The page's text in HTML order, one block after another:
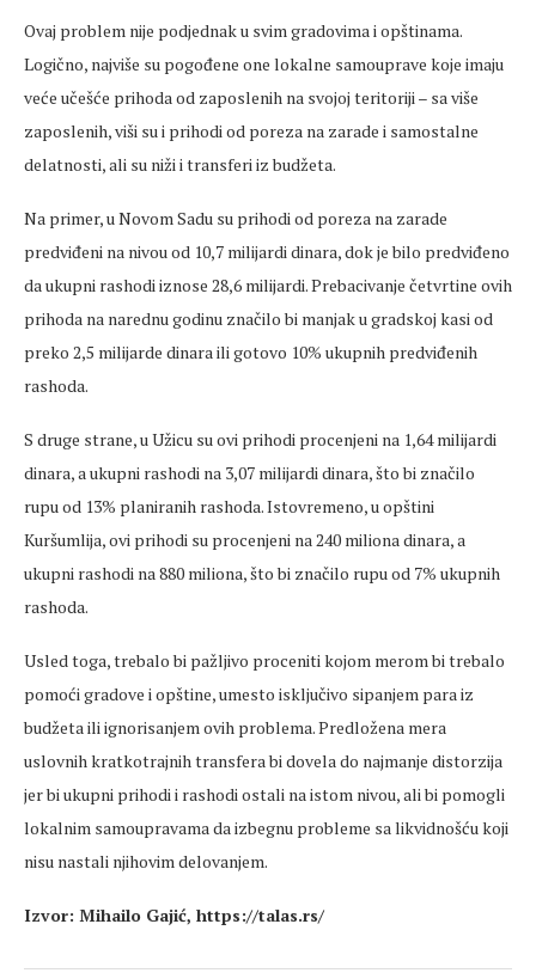
Ovaj problem nije podjednak u svim gradovima i opštinama.
Logično, najviše su pogođene one lokalne samouprave koje imaju
veće učešće prihoda od zaposlenih na svojoj teritoriji – sa više
zaposlenih, viši su i prihodi od poreza na zarade i samostalne
delatnosti, ali su niži i transferi iz budžeta.
Na primer, u Novom Sadu su prihodi od poreza na zarade
predviđeni na nivou od 10,7 milijardi dinara, dok je bilo predviđeno
da ukupni rashodi iznose 28,6 milijardi. Prebacivanje četvrtine ovih
prihoda na narednu godinu značilo bi manjak u gradskoj kasi od
preko 2,5 milijarde dinara ili gotovo 10% ukupnih predviđenih
rashoda.
S druge strane, u Užicu su ovi prihodi procenjeni na 1,64 milijardi
dinara, a ukupni rashodi na 3,07 milijardi dinara, što bi značilo
rupu od 13% planiranih rashoda. Istovremeno, u opštini
Kuršumlija, ovi prihodi su procenjeni na 240 miliona dinara, a
ukupni rashodi na 880 miliona, što bi značilo rupu od 7% ukupnih
rashoda.
Usled toga, trebalo bi pažljivo proceniti kojom merom bi trebalo
pomoći gradove i opštine, umesto isključivo sipanjem para iz
budžeta ili ignorisanjem ovih problema. Predložena mera
uslovnih kratkotrajnih transfera bi dovela do najmanje distorzija
jer bi ukupni prihodi i rashodi ostali na istom nivou, ali bi pomogli
lokalnim samoupravama da izbegnu probleme sa likvidnošću koji
nisu nastali njihovim delovanjem.
Izvor: Mihailo Gajić, https://talas.rs/